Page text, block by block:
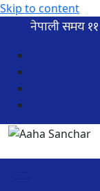
Skip to content